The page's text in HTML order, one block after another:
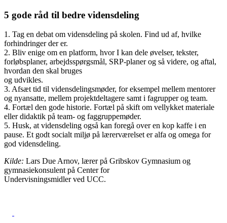
5 gode råd til bedre vidensdeling
1. Tag en debat om vidensdeling på skolen. Find ud af, hvilke
forhindringer der er.
2. Bliv enige om en platform, hvor I kan dele øvelser, tekster,
forløbsplaner, arbejdsspørgsmål, SRP-planer og så videre, og aftal,
hvordan den skal bruges
og udvikles.
3. Afsæt tid til vidensdelingsmøder, for eksempel mellem mentorer
og nyansatte, mellem projektdeltagere samt i fagrupper og team.
4. Fortæl den gode historie. Fortæl på skift om vellykket materiale
eller didaktik på team- og faggruppemøder.
5. Husk, at vidensdeling også kan foregå over en kop kaffe i en
pause. Et godt socialt miljø på lærerværelset er alfa og omega for
god vidensdeling.
Kilde: Lars Due Arnov, lærer på Gribskov Gymnasium og
gymnasiekonsulent på Center for
Undervisningsmidler ved UCC.